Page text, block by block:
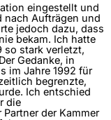
eingestellt und
nach Aufträgen und
jedoch dazu, dass
bekam. Ich hatte
so stark verletzt,
Gedanke, in
im Jahre 1992 für
begrenzte,
Ich entschied
die
der Kammer